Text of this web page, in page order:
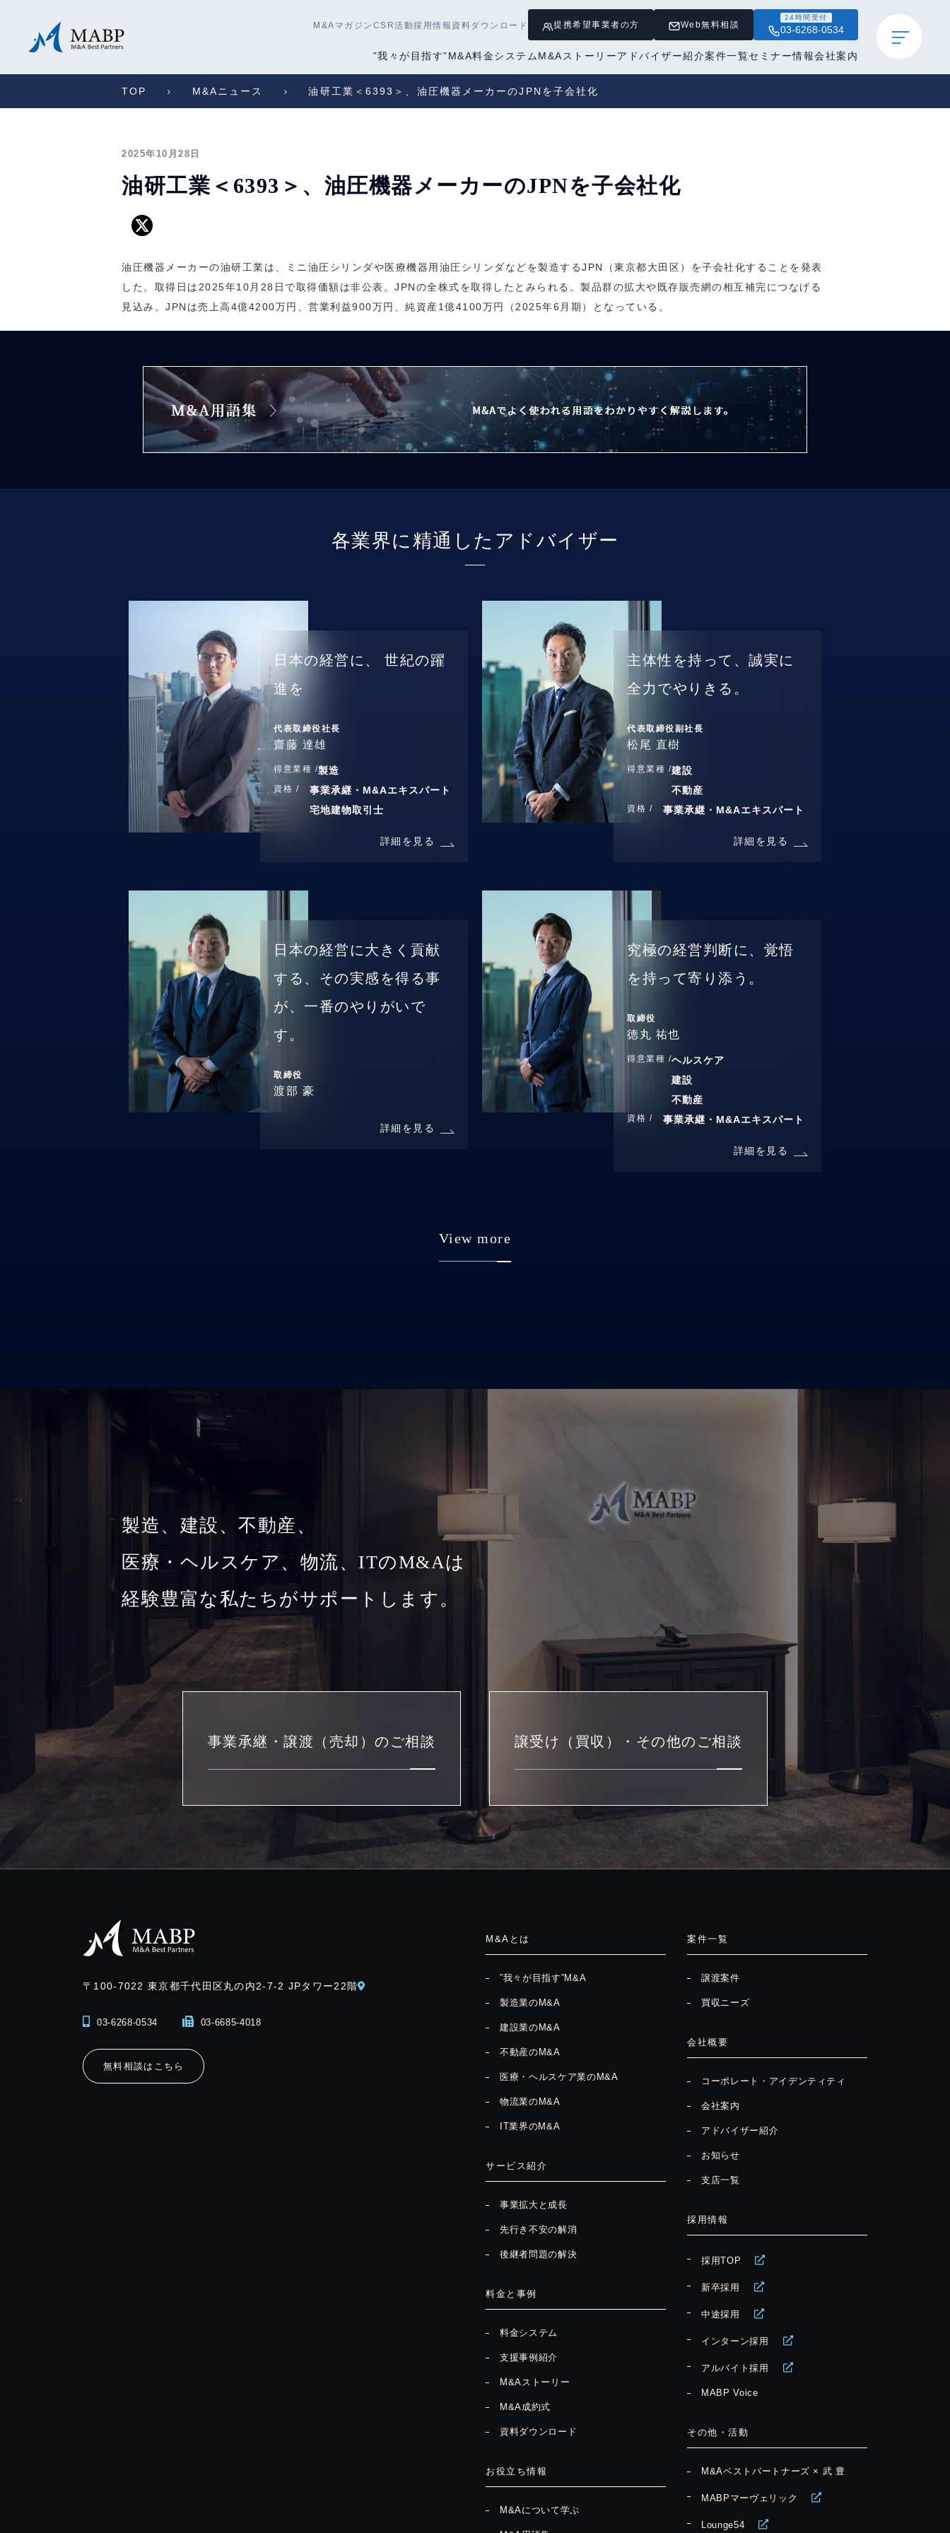
M&Aマガジン CSR活動採用情報 資料ダウンロード 提携希望事業者の方 Web無料相談
24時間受付
03-6268-0534
”我々が目指す”M&A料金システム M&Aストーリーアドバイザー紹介案件一覧セミナー情報会社案内
TOP M&Aニュース 油研工業＜6393＞、油圧機器メーカーのJPNを子会社化
2025年10月28日
油研工業＜6393＞、油圧機器メーカーのJPNを子会社化
油圧機器メーカーの油研工業は、ミニ油圧シリンダや医療機器用油圧シリンダなどを製造するJPN（東京都大田区）を子会社化することを発表
した。取得日は2025年10月28日で取得価額は非公表。JPNの全株式を取得したとみられる。製品群の拡大や既存販売網の相互補完につなげる
見込み。JPNは売上高4億4200万円、営業利益900万円、純資産1億4100万円（2025年6月期）となっている。
各業界に精通したアドバイザー
日本の経営に、
世紀の躍
進を
代表取締役社長
齋藤 達雄
得意業種 /製造
資格 /
事業承継・M&Aエキスパート
宅地建物取引士
詳細を見る
主体性を持って、誠実に
全力でやりきる。
代表取締役副社長
松尾 直樹
得意業種 /建設
不動産
資格 / 事業承継・M&Aエキスパート
詳細を見る
日本の経営に大きく貢献
する、その実感を得る事
が、一番のやりがいで
す。
取締役
渡部 豪
詳細を見る
究極の経営判断に、覚悟
を持って寄り添う。
取締役
徳丸 祐也
得意業種 /ヘルスケア
建設
不動産
資格 / 事業承継・M&Aエキスパート
詳細を見る
View more
製造、建設、不動産、
医療・ヘルスケア、物流、ITのM&Aは
経験豊富な私たちがサポートします。
事業承継・譲渡（売却）のご相談 譲受け（買収）・その他のご相談
〒100-7022東京都千代田区丸の内2-7-2 JPタワー22階
03-6268-0534 03-6685-4018
無料相談はこちら
M&Aとは
”我々が目指す”M&A
製造業のM&A
建設業のM&A
不動産のM&A
医療・ヘルスケア業のM&A
物流業のM&A
IT業界のM&A
サービス紹介
事業拡大と成長
先行き不安の解消
後継者問題の解決
料金と事例
料金システム
支援事例紹介
M&Aストーリー
M&A成約式
資料ダウンロード
お役立ち情報
M&Aについて学ぶ
案件一覧
譲渡案件
買収ニーズ
会社概要
コーポレート・アイデンティティ
会社案内
アドバイザー紹介
お知らせ
支店一覧
採用情報
採用TOP
新卒採用
中途採用
インターン採用
アルバイト採用
MABP Voice
その他・活動
M&Aベストパートナーズ × 武 豊
MABPマーヴェリック
Lounge54